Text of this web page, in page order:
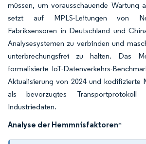
müssen, um vorausschauende Wartung
setzt auf MPLS-Leitungen von
Fabriksensoren in Deutschland und
Analysesystemen zu verbinden und
unterbrechungsfrei zu halten. Das
formalisierte IoT-Datenverkehrs-
Aktualisierung von 2024 und kodifizierte
als bevorzugtes Transportprotokoll
Industriedaten.
Analyse der Hemmnisfaktoren*